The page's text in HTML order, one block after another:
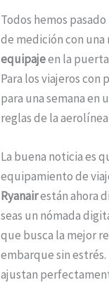
Todos hemos
de medición con una
equipajeen la
Para los viajeros
para una semana en
reglas de la
La buena noticia es
equipamiento de
Ryanairestán ahora
seas un nómada
que busca la mejor
embarque sin
ajustan